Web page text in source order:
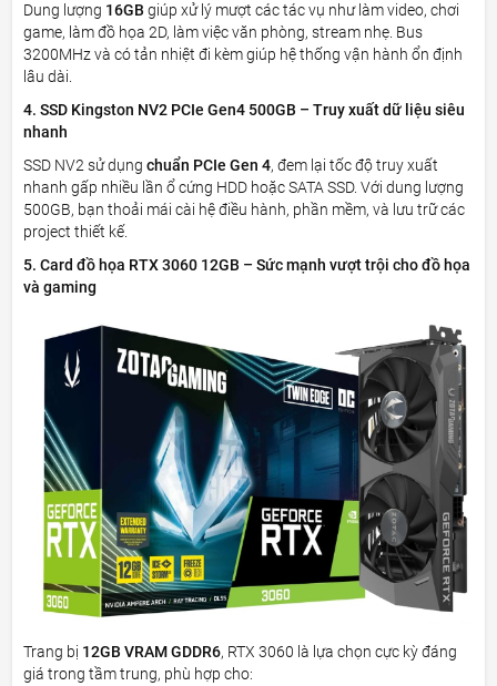
Dung lượng 16GB giúp xử lý mượt các tác vụ như làm video, chơi
game, làm đồ họa 2D, làm việc văn phòng, stream nhẹ. Bus
3200MHz và có tản nhiệt đi kèm giúp hệ thống vận hành ổn định
lâu dài.
4. SSD Kingston NV2 PCIe Gen4 500GB – Truy xuất dữ liệu siêu
nhanh
SSD NV2 sử dụngchuẩn PCIe Gen 4, đem lại tốc độ truy xuất
nhanh gấp nhiều lần ổ cứng HDD hoặc SATA SSD. Với dung lượng
500GB, bạn thoải mái cài hệ điều hành, phần mềm, và lưu trữ các
project thiết kế.
5. Card đồ họa RTX 3060 12GB – Sức mạnh vượt trội cho đồ họa
và gaming
Trang bị 12GB VRAM GDDR6, RTX 3060 là lựa chọn cực kỳ đáng
giá trong tầm trung, phù hợp cho: